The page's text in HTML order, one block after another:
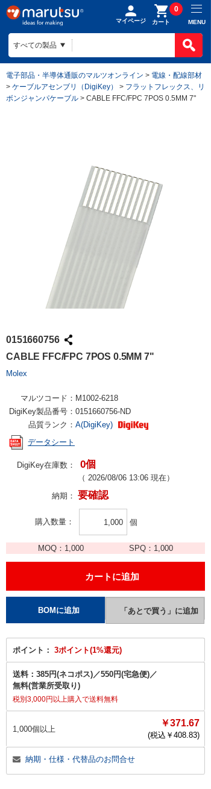
マイページ カート
0
MENU
電子部品・半導体通販のマルツオンライン > 電線・配線部材
> ケーブルアセンブリ（DigiKey） > フラットフレックス、リ
ボンジャンパケーブル > CABLE FFC/FPC 7POS 0.5MM 7"
0151660756
CABLE FFC/FPC 7POS 0.5MM 7"
Molex
マルツコード： M1002-6218
DigiKey製品番号： 0151660756-ND
品質ランク： A(DigiKey)
データシート
DigiKey在庫数： 0個
（ 2026/08/06 13:06 現在）
納期： 要確認
購入数量 個
MOQ： 1,000 SPQ： 1,000
ポイント： 3ポイント(1%還元)
送料： 385円(ネコポス)／550円(宅急便)／
無料(営業所受取り)
税別3,000円以上購入で送料無料
1,000個以上
￥371.67
(税込￥ 408.83)
納期・仕様・代替品のお問合せ